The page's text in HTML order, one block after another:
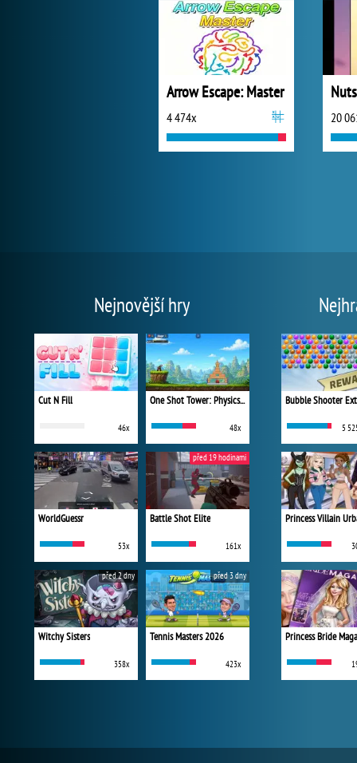
Arrow Escape: Master
4 474x 20
Nejnovější hry
Cut N Fill
46x
One Shot Tower: Physics Destroyer
48x
WorldGuessr
53x
Battle Shot Elite
161x
před 19 hodinami
Witchy Sisters
358x
před 2 dny
Tennis Masters 2026
423x
před 3 dny
Bubble Shooter
5
Princess Bride